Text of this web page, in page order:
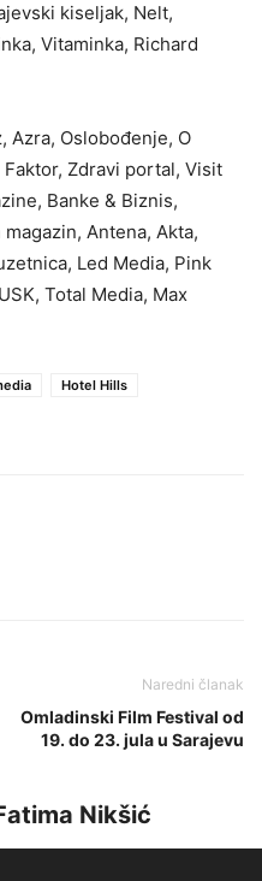
kiseljak, Nelt,
Vitaminka, Richard
Azra, Oslobođenje, O
Zdravi portal, Visit
Banke & Biznis,
Antena, Akta,
Led Media, Pink
Total Media, Max
Hotel Hills
Naredni članak
Omladinski Film Festival od
19. do 23. jula u Sarajevu
Nikšić